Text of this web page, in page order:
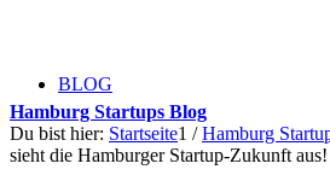
BLOG
Hamburg Startups Blog
Du bist hier: Startseite1 / Hamburg
sieht die Hamburger Startup-Zukunft aus!